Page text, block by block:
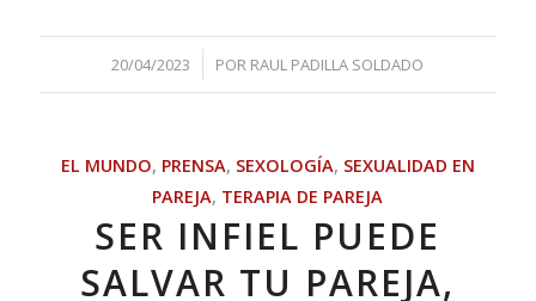
20/04/2023
/ POR RAUL PADILLA SOLDADO
EL MUNDO, PRENSA, SEXOLOGÍA, SEXUALIDAD EN
PAREJA, TERAPIA DE PAREJA
SER INFIEL PUEDE
SALVAR TU PAREJA,